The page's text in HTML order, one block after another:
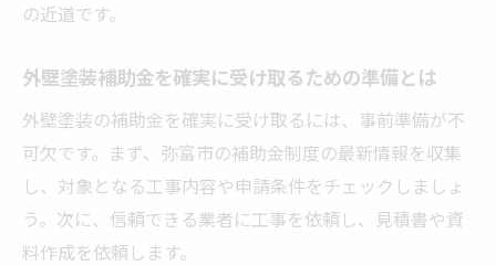
の近道です。
外壁塗装補助金を確実に受け取るための準備とは
外壁塗装の補助金を確実に受け取るには、事前準備が不
可欠です。まず、弥富市の補助金制度の最新情報を収集
し、対象となる工事内容や申請条件をチェックしましょ
う。次に、信頼できる業者に工事を依頼し、見積書や資
料作成を依頼します。